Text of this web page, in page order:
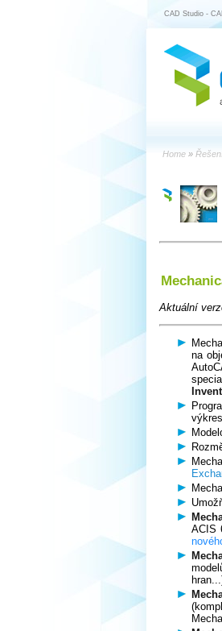
CAD Studio -
Home »
Aktuální
na
ACIS